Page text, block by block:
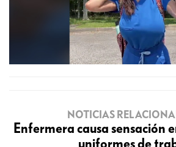
NOTICIAS
Enfermera causa sensación
uniformes de